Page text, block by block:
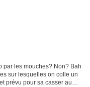
par les mouches? Non? Bah
sur lesquelles on colle un
prévu pour sa casser au